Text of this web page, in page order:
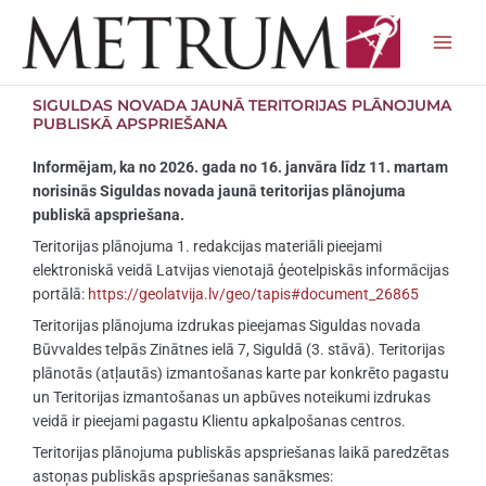
content
SIGULDAS NOVADA JAUNĀ TERITORIJAS PLĀNOJUMA
PUBLISKĀ APSPRIEŠANA
Informējam, ka no 2026. gada no 16. janvāra līdz 11. martam
norisinās Siguldas novada jaunā teritorijas plānojuma
publiskā apspriešana.
Teritorijas plānojuma 1. redakcijas materiāli pieejami
elektroniskā veidā Latvijas vienotajā ģeotelpiskās informācijas
portālā: https://geolatvija.lv/geo/tapis#document_26865
Teritorijas plānojuma izdrukas pieejamas Siguldas novada
Būvvaldes telpās Zinātnes ielā 7, Siguldā (3. stāvā). Teritorijas
plānotās (atļautās) izmantošanas karte par konkrēto pagastu
un Teritorijas izmantošanas un apbūves noteikumi izdrukas
veidā ir pieejami pagastu Klientu apkalpošanas centros.
Teritorijas plānojuma publiskās apspriešanas laikā paredzētas
astoņas publiskās apspriešanas sanāksmes: